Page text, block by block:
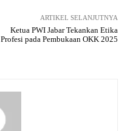
ARTIKEL SELANJUTNYA
Ketua PWI Jabar Tekankan Etika
Profesi pada Pembukaan OKK 2025